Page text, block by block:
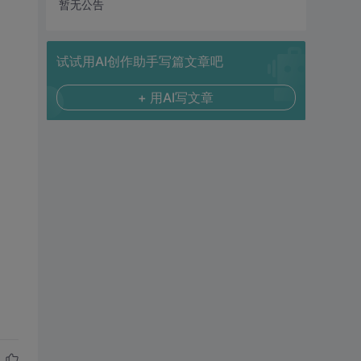
暂无公告
试试用AI创作助手写篇文章吧
+ 用AI写文章